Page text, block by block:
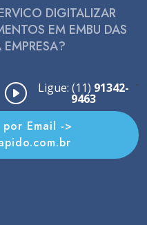
DIGITALIZAR
EM EMBU DAS
Ligue: (11) 91342-
9463
-
Email ->